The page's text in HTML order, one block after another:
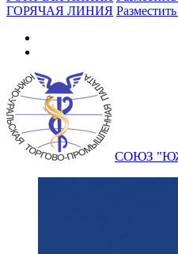
ГОРЯЧАЯ ЛИНИЯ
СОЮЗ